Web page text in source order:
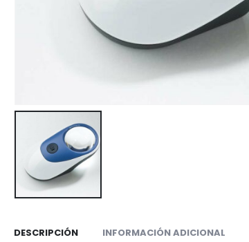
DESCRIPCIÓN INFORMACIÓN ADICIONAL